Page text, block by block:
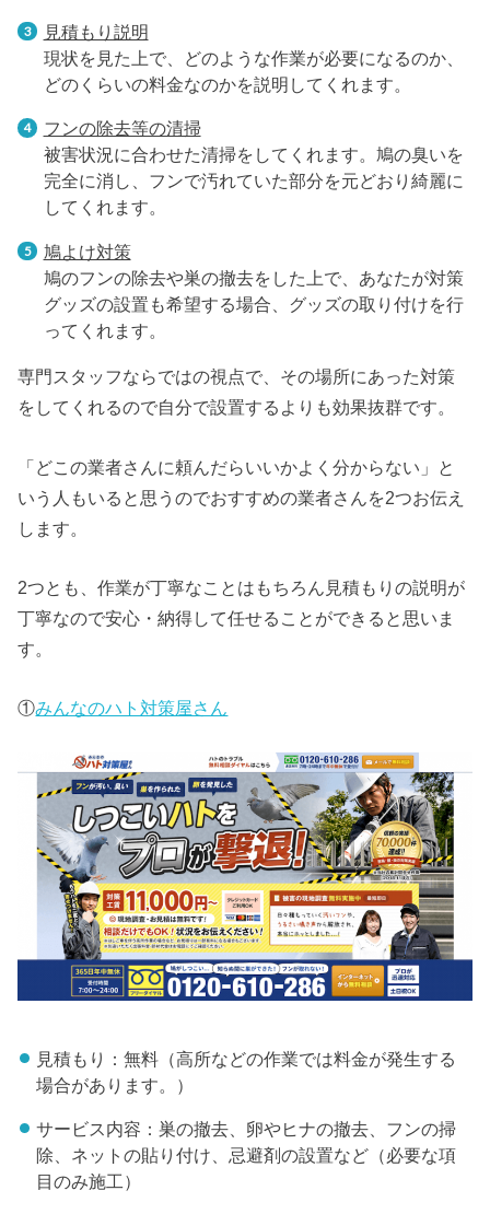
見積もり説明
現状を見た上で、どのような作業が必要になるのか、
どのくらいの料金なのかを説明してくれます。
フンの除去等の清掃
被害状況に合わせた清掃をしてくれます。鳩の臭いを
完全に消し、フンで汚れていた部分を元どおり綺麗に
してくれます。
鳩よけ対策
鳩のフンの除去や巣の撤去をした上で、あなたが対策
グッズの設置も希望する場合、グッズの取り付けを行
ってくれます。
専門スタッフならではの視点で、その場所にあった対策
をしてくれるので自分で設置するよりも効果抜群です。
「どこの業者さんに頼んだらいいかよく分からない」と
いう人もいると思うのでおすすめの業者さんを2つお伝え
します。
2つとも、作業が丁寧なことはもちろん見積もりの説明が
丁寧なので安心・納得して任せることができると思いま
す。
①みんなのハト対策屋さん
見積もり：無料（高所などの作業では料金が発生する
場合があります。）
サービス内容：巣の撤去、卵やヒナの撤去、フンの掃
除、ネットの貼り付け、忌避剤の設置など（必要な項
目のみ施工）